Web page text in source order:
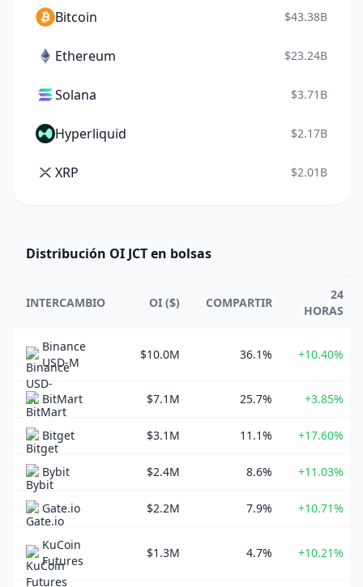
Bitcoin $43.38B
Ethereum $23.24B
Solana $3.71B
Hyperliquid $2.17B
XRP $2.01B
Distribución OI JCT en bolsas
INTERCAMBIO OI ($) COMPARTIR
24
HORAS
Binance
USD-M
$10.0M 36.1% +10.40%
BitMart $7.1M 25.7% +3.85%
Bitget $3.1M 11.1% +17.60%
Bybit $2.4M 8.6% +11.03%
Gate.io $2.2M 7.9% +10.71%
KuCoin
Futures
$1.3M 4.7% +10.21%